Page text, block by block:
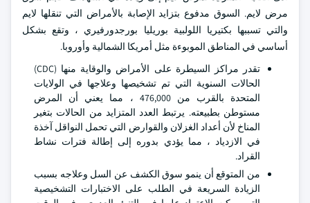
مرض لايم. السوق مدفوع بتزايد الإصابة بالأمراض التي تنقلها لايم
والتي تسببها بكتيريا اللولبية بوريليا بورجدورفيري ، وتقع بشكل
أساسي في المناطق الموبوءة مثل أمريكا الشمالية وأوروبا.
تقدر مراكز السيطرة على الأمراض والوقاية منها (CDC)
الحالات السنوية التي تم تشخيصها وعلاجها في الولايات
المتحدة بالقرب من 476,000 ، مما يعني أن المرض
مستوطن بطبيعته. يرتبط العدد المتزايد من الحالات بتغير
المناخ لأن أعداد الغزلان والقوارض التي تحمل النواقل آخذة
في الازدياد ، مما يؤدي بدوره إلى إطالة فترات نشاط
القراد.
من المتوقع أن ينمو سوق الكشف عن السل وعلاجه بسبب
الزيادة السريعة في الطلب على الاختبارات التشخيصية